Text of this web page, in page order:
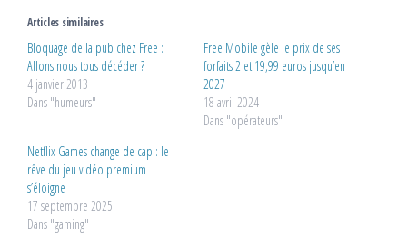
Articles similaires
Bloquage de la pub chez Free :
Allons nous tous décéder ?
4 janvier 2013
Dans "humeurs"
Free Mobile gèle le prix de ses
forfaits 2 et 19,99 euros jusqu’en
2027
18 avril 2024
Dans "opérateurs"
Netflix Games change de cap : le
rêve du jeu vidéo premium
s’éloigne
17 septembre 2025
Dans "gaming"